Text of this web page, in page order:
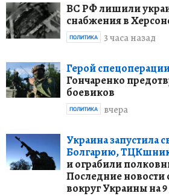
ВС РФ лишили
снабжения в
3 часа назад
ПОЛИТИКА
Герой
Гончаренко
боевиков
вчера
ПОЛИТИКА
Украина запустила
Болгарию,
и ограбили
Последние новости
вокруг Украины на 9